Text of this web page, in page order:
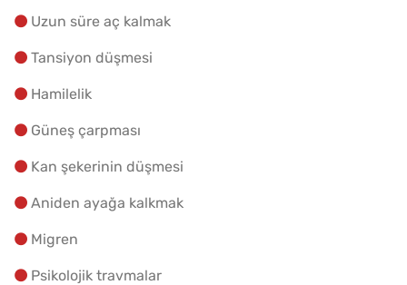
Uzun süre aç kalmak
Tansiyon düşmesi
Hamilelik
Güneş çarpması
Kan şekerinin düşmesi
Aniden ayağa kalkmak
Migren
Psikolojik travmalar